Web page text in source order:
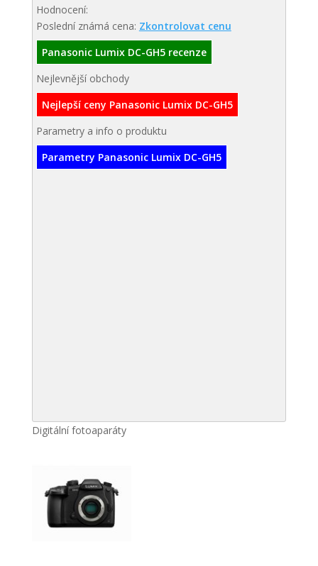
Hodnocení:
Poslední známá cena: Zkontrolovat cenu
Panasonic Lumix DC-GH5 recenze
Nejlevnější obchody
Nejlepší ceny Panasonic Lumix DC-GH5
Parametry a info o produktu
Parametry Panasonic Lumix DC-GH5
Digitální fotoaparáty